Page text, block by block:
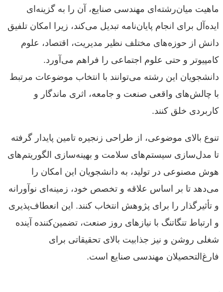
ماهیت میان‌رشته‌ای مهندسی صنایع، آن را به گزینه‌ای
ایده‌آل برای انجام پایان‌نامه تبدیل می‌کند، زیرا امکان تلفیق
دانش از حوزه‌های مختلف نظیر مدیریت، اقتصاد، علوم
کامپیوتر و حتی علوم اجتماعی را فراهم می‌آورد.
دانشجویان این رشته می‌توانند با انتخاب موضوعات مرتبط
با چالش‌های واقعی صنعت و جامعه، اثری ماندگار و
کاربردی خلق کنند.
تنوع بالای موضوعی، از طراحی زنجیره تامین پایدار گرفته
تا مدل‌سازی سیستم‌های سلامت و بهینه‌سازی الگوریتم‌های
هوش مصنوعی در تولید، به دانشجویان این امکان را
می‌دهد تا بر اساس علاقه و تخصص خود، زمینه‌ای نوآورانه
و تأثیرگذار را برای پژوهش انتخاب کنند. این انعطاف‌پذیری
و ارتباط تنگاتنگ با نیازهای روز صنعت، تضمین‌کننده آینده
شغلی روشن و نیز جذابیت بالای تحقیقاتی برای
فارغ‌التحصیلان مهندسی صنایع است.